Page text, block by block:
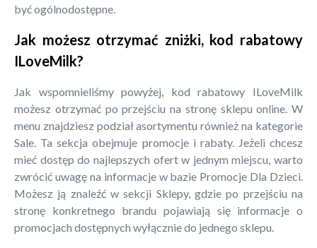
być ogólnodostępne.
Jak możesz otrzymać zniżki, kod rabatowy
ILoveMilk?
Jak wspomnieliśmy powyżej, kod rabatowy ILoveMilk
możesz otrzymać po przejściu na stronę sklepu online. W
menu znajdziesz podział asortymentu również na kategorie
Sale. Ta sekcja obejmuje promocje i rabaty. Jeżeli chcesz
mieć dostęp do najlepszych ofert w jednym miejscu, warto
zwrócić uwagę na informacje w bazie Promocje Dla Dzieci.
Możesz ją znaleźć w sekcji Sklepy, gdzie po przejściu na
stronę konkretnego brandu pojawiają się informacje o
promocjach dostępnych wyłącznie do jednego sklepu.